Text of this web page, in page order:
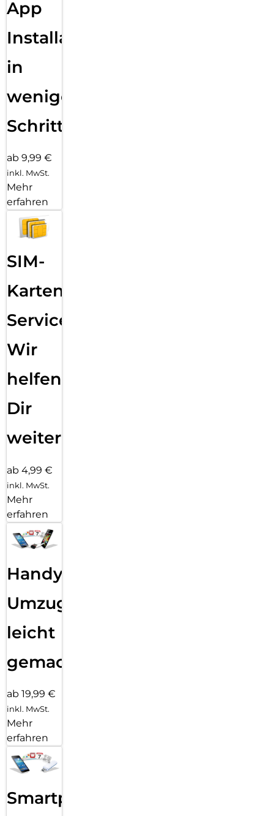
FORTSCHRITTLICHE KAMERAS: Das iPad Pro hat eine 12MP
Querformat Center Stage Frontkamera und eine 12 MP
Mikrofone in Studioqualität und ein 4Lautsprecher-
KONNEKTIVITÄT: WLAN 7 mit Apple N1 ermöglicht schnelle
und große Videodateien problemlos zu übertragen. Und
dank superschnellem 5G mit Apple C1X bleibst du an noch
App
Installation
in
wenigen
Schritten
ab 9,99 €
inkl. MwSt.
Mehr
erfahren
SIM-
Karten
Service:
Wir
helfen
Dir
weiter
ab 4,99 €
inkl. MwSt.
Mehr
erfahren
Handy
Umzug
leicht
gemacht!
ab 19,99 €
inkl. MwSt.
Mehr
erfahren
Smartphone